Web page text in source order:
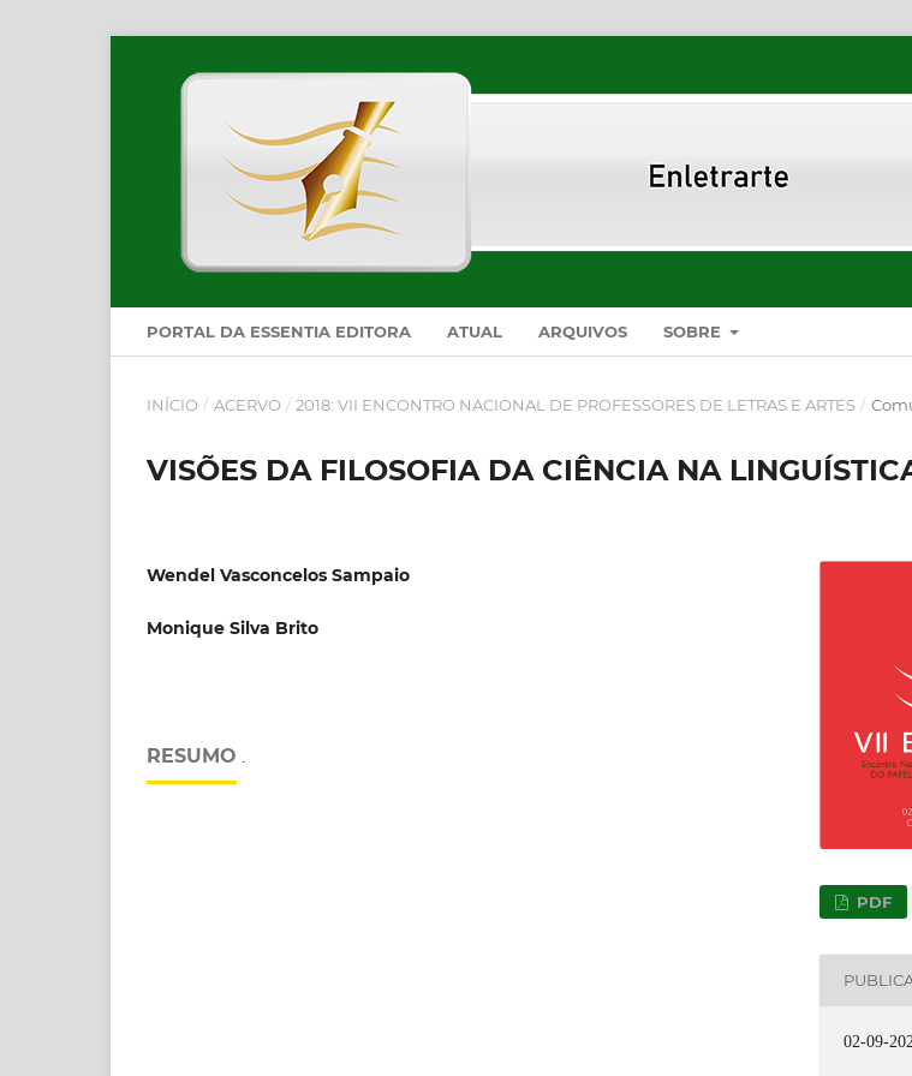
PORTAL DA ESSENTIA EDITORA ATUAL ARQUIVOS SOBRE
INÍCIO / ACERVO / 2018: VII ENCONTRO NACIONAL DE PROFESSORES DE LETRAS E ARTES /
VISÕES DA FILOSOFIA DA CIÊNCIA NA
Wendel Vasconcelos Sampaio
Monique Silva Brito
RESUMO
PDF
02-09-